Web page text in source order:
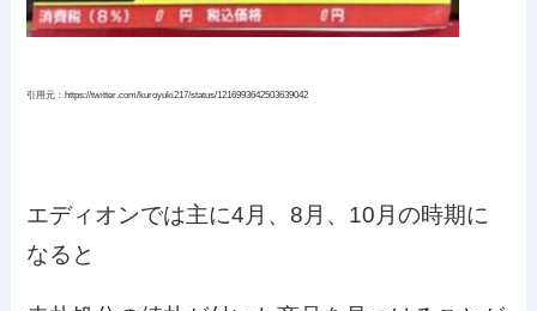
引用元：https://twitter.com/kuroyuki217/status/1216993642503639042
エディオンでは主に4月、8月、10月の時期に
なると